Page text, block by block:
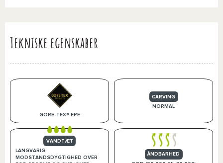
Tekniske egenskaber
GORE-TEX® EPE
CARVING
NORMAL
VANDTÆT
LANGVARIG
MODSTANDSDYGTIGHED OVER
ÅNDBARHED